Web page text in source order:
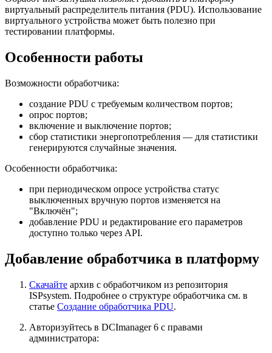
виртуальный распределитель питания (PDU). Использование
виртуального устройства может быть полезно при
тестировании платформы.
Особенности работы
Возможности обработчика:
создание PDU с требуемым количеством портов;
опрос портов;
включение и выключение портов;
сбор статистики энергопотребления — для статистики
генерируются случайные значения.
Особенности обработчика:
при периодическом опросе устройства статус
выключенных вручную портов изменяется на
"Включён";
добавление PDU и редактирование его параметров
доступно только через API.
Добавление обработчика в платформу
Скачайте архив с обработчиком из репозитория
ISPsystem. Подробнее о структуре обработчика см. в
статье Создание обработчика PDU.
Авторизуйтесь в DCImanager 6 с правами
администратора: